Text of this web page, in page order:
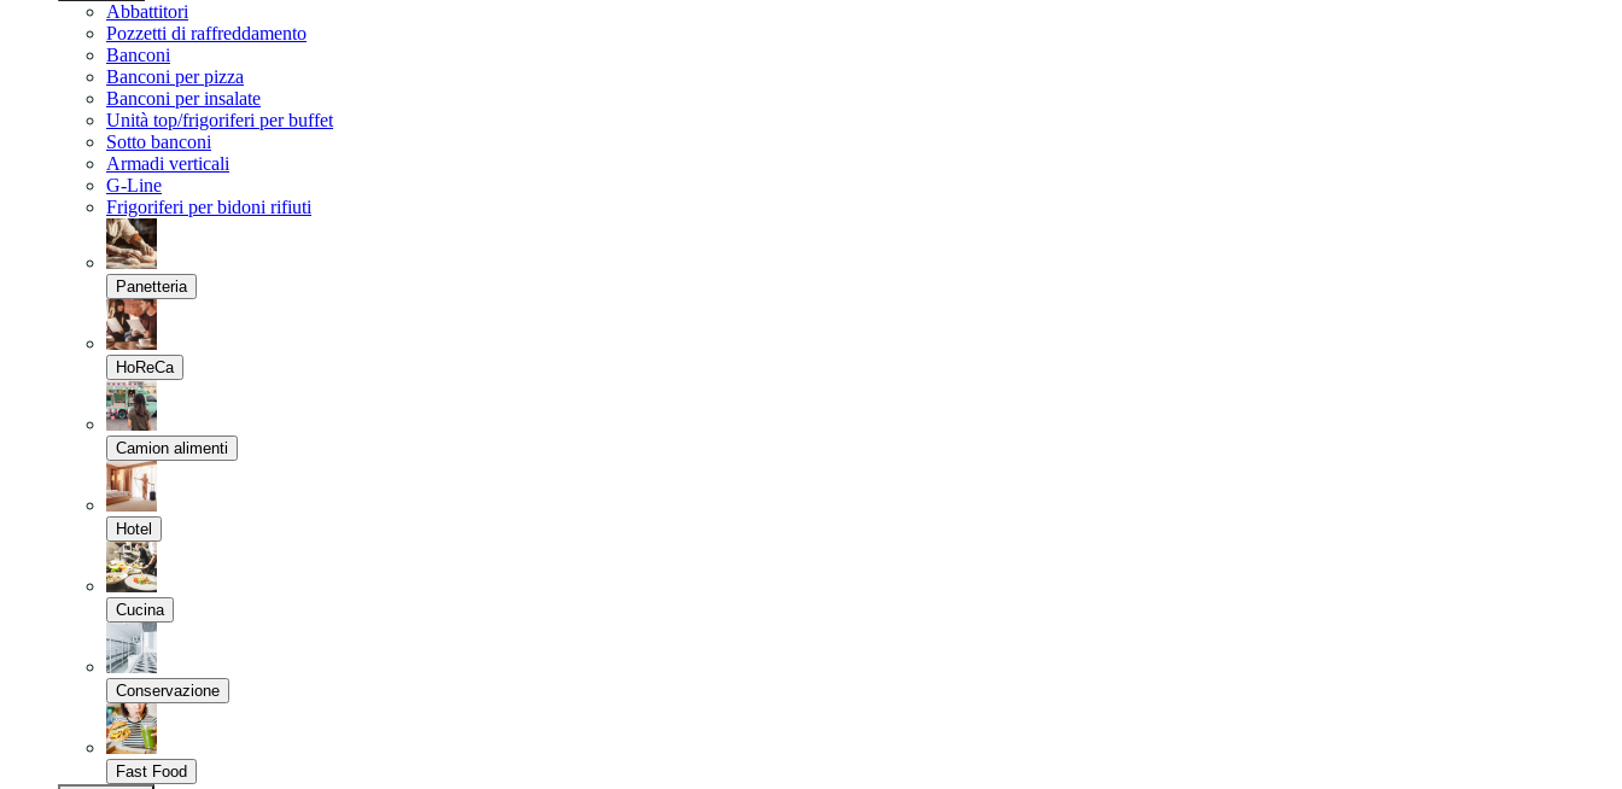
Abbattitori
Pozzetti di raffreddamento
Banconi
Banconi per pizza
Banconi per insalate
Unità top/frigoriferi per buffet
Sotto banconi
Armadi verticali
G-Line
Frigoriferi per bidoni rifiuti
Panetteria
HoReCa
Camion alimenti
Hotel
Cucina
Conservazione
Fast Food